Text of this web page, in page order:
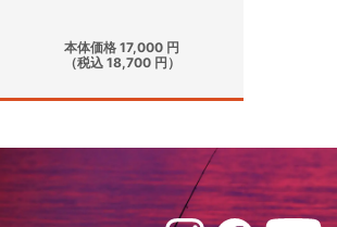
本体価格 17,000 円
（税込 18,700 円）